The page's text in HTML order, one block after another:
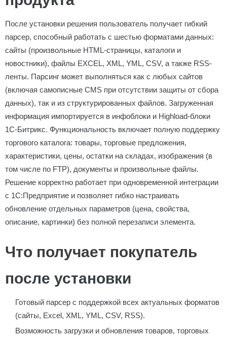
После установки решения пользователь получает гибкий
парсер, способный работать с шестью форматами данных:
сайты (произвольные HTML-страницы, каталоги и
новостники), файлы EXCEL, XML, YML, CSV, а также RSS-
ленты. Парсинг может выполняться как с любых сайтов
(включая самописные CMS при отсутствии защиты от сбора
данных), так и из структурированных файлов. Загруженная
информация импортируется в инфоблоки и Highload-блоки
1С-Битрикс. Функциональность включает полную поддержку
торгового каталога: товары, торговые предложения,
характеристики, цены, остатки на складах, изображения (в
том числе по FTP), документы и произвольные файлы.
Решение корректно работает при одновременной интеграции
с 1С:Предприятие и позволяет гибко настраивать
обновление отдельных параметров (цена, свойства,
описание, картинки) без полной перезаписи элемента.
Что получает покупатель
после установки
Готовый парсер с поддержкой всех актуальных форматов
(сайты, Excel, XML, YML, CSV, RSS).
Возможность загрузки и обновления товаров, торговых